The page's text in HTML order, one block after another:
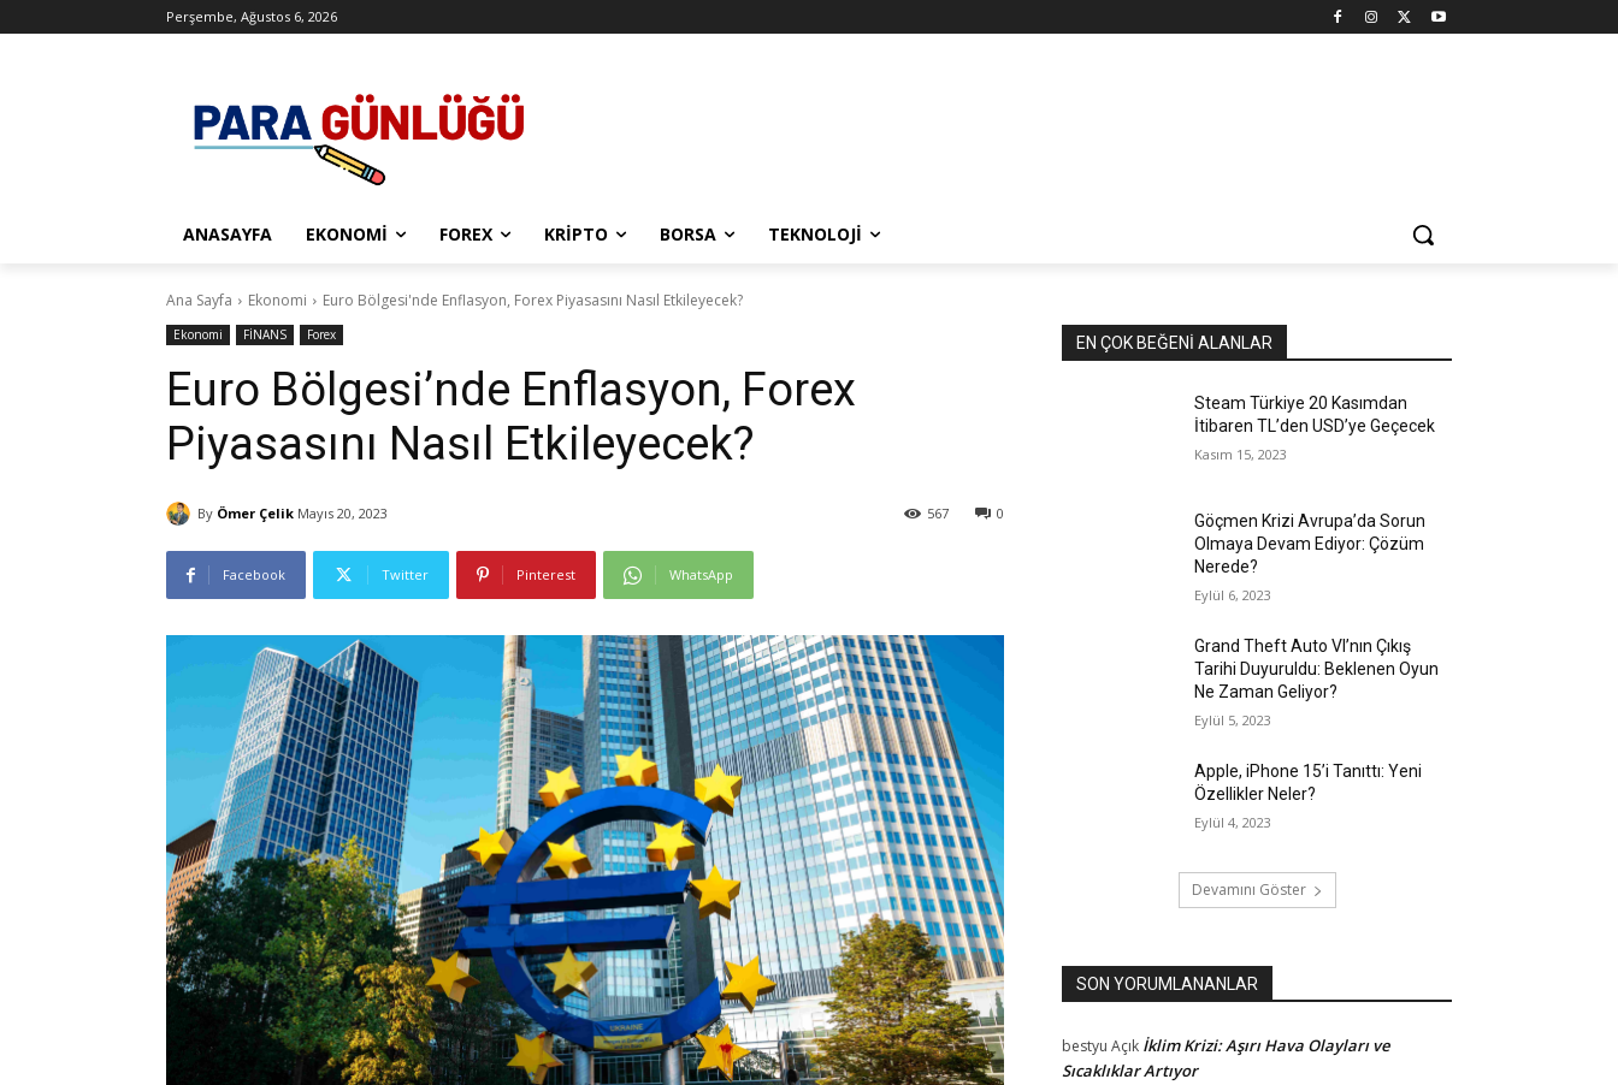
Perşembe, Ağustos 6, 2026
ANASAYFA EKONOMI FOREX KRIPTO BORSA TEKNOLOJI
Ana Sayfa Ekonomi Euro Bölgesi'nde Enflasyon, Forex Piyasasını Nasıl Etkileyecek?
Ekonomi FİNANS Forex
Euro Bölgesi’nde Enflasyon, Forex
Piyasasını Nasıl Etkileyecek?
By Ömer Çelik Mayıs 20, 2023 0
567
Facebook Twitter Pinterest WhatsApp
EN ÇOK BEĞENI ALANLAR
Steam Türkiye 20 Kasımdan
İtibaren TL’den USD’ye Geçecek
Kasım 15, 2023
Göçmen Krizi Avrupa’da Sorun
Olmaya Devam Ediyor: Çözüm
Nerede?
Eylül 6, 2023
Grand Theft Auto VI’nın Çıkış
Tarihi Duyuruldu: Beklenen Oyun
Ne Zaman Geliyor?
Eylül 5, 2023
Apple, iPhone 15’i Tanıttı: Yeni
Özellikler Neler?
Eylül 4, 2023
Devamını Göster
SON YORUMLANANLAR
bestyu Açık İklim Krizi: Aşırı Hava Olayları ve
Sıcaklıklar Artıyor